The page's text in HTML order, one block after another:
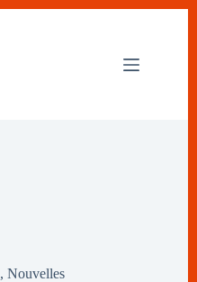
, Nouvelles